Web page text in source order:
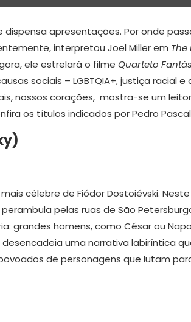
apresentações. Por onde
interpretou Joel Miller em The
ele estrelará o filme Quarteto
sociais – LGBTQIA+, justiça racial e
nossos corações, mostra-se um
os títulos indicados por Pedro
célebre de Fiódor Dostoiévski. Neste
pelas ruas de São
grandes homens, como César ou
uma narrativa labiríntica
de personagens que lutam